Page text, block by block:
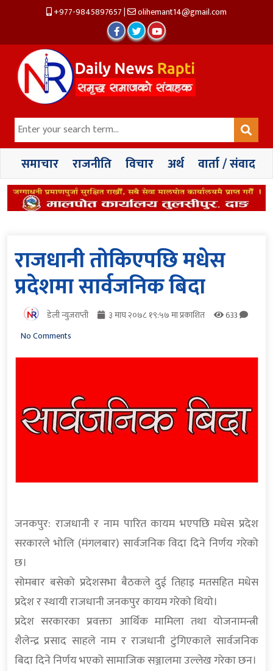
+977-9845897657| olihemant14@gmail.com
समाचार राजनीति विचार अर्थ वार्ता / संवाद
राजधानी तोकिएपछि मधेस
प्रदेशमा सार्वजनिक बिदा
डेली न्युजराप्ती ३ माघ २०७८ १९:५७ मा प्रकाशित
633
No Comments
जनकपुर: राजधानी र नाम पारित कायम भएपछि मधेस प्रदेश
सरकारले भोलि (मंगलबार) सार्वजनिक विदा दिने निर्णय गरेको
छ।
सोमबार बसेको प्रदेशसभा बैठकले दुई तिहाइ मतसहित मधेस
प्रदेश र स्थायी राजधानी जनकपुर कायम गरेको थियो।
प्रदेश सरकारका प्रवक्ता आर्थिक मामिला तथा योजनामन्त्री
शैलेन्द्र प्रसाद साहले नाम र राजधानी टुंगिएकाले सार्वजनिक
बिदा दिने निर्णय भएको सामाजिक सञ्जालमा उल्लेख गरेका छन।